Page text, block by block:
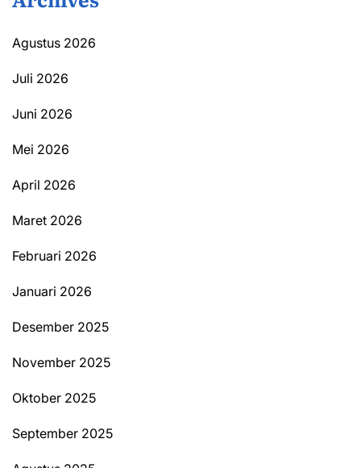
Agustus 2026
Juli 2026
Juni 2026
Mei 2026
April 2026
Maret 2026
Februari 2026
Januari 2026
Desember 2025
November 2025
Oktober 2025
September 2025